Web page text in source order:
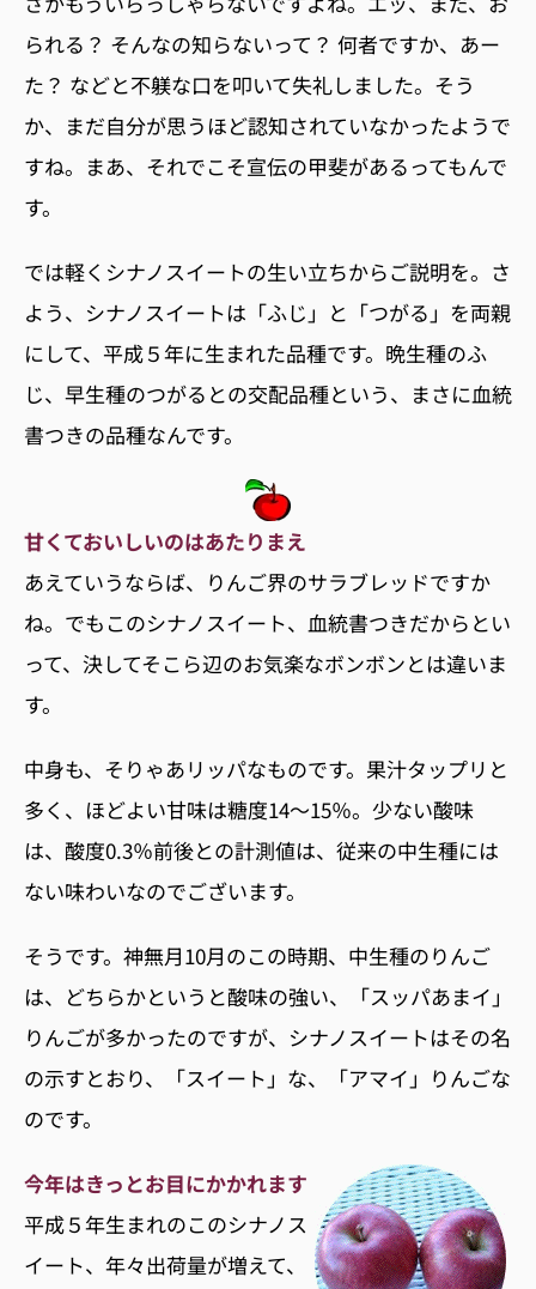
られる？ そんなの知らないって？ 何者ですか、あー
た？ などと不躾な口を叩いて失礼しました。そう
か、まだ自分が思うほど認知されていなかったようで
すね。まあ、それでこそ宣伝の甲斐があるってもんで
す。
では軽くシナノスイートの生い立ちからご説明を。さ
よう、シナノスイートは「ふじ」と「つがる」を両親
にして、平成５年に生まれた品種です。晩生種のふ
じ、早生種のつがるとの交配品種という、まさに血統
書つきの品種なんです。
甘くておいしいのはあたりまえ
あえていうならば、りんご界のサラブレッドですか
ね。でもこのシナノスイート、血統書つきだからとい
って、決してそこら辺のお気楽なボンボンとは違いま
す。
中身も、そりゃあリッパなものです。果汁タップリと
多く、ほどよい甘味は糖度14〜15％。少ない酸味
は、酸度0.3％前後との計測値は、従来の中生種には
ない味わいなのでございます。
そうです。神無月10月のこの時期、中生種のりんご
は、どちらかというと酸味の強い、「スッパあまイ」
りんごが多かったのですが、シナノスイートはその名
の示すとおり、「スイート」な、「アマイ」りんごな
のです。
今年はきっとお目にかかれます
平成５年生まれのこのシナノス
イート、年々出荷量が増えて、